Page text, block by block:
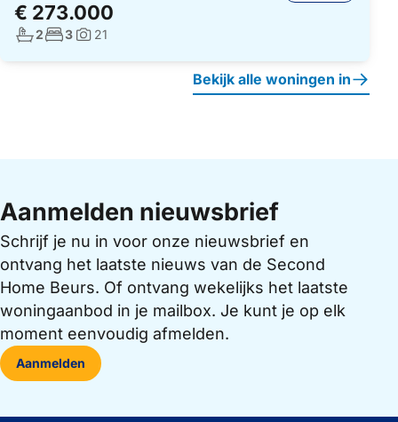
€ 273.000
Aantal badkamers:
2Aantal slaapkamers:
3Foto's:
21
Bekijk alle woningen in
Aanmelden nieuwsbrief
Schrijf je nu in voor onze nieuwsbrief en
ontvang het laatste nieuws van de Second
Home Beurs. Of ontvang wekelijks het laatste
woningaanbod in je mailbox. Je kunt je op elk
moment eenvoudig afmelden.
Aanmelden